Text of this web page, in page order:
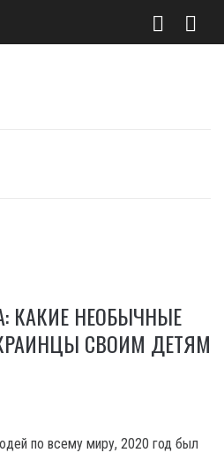
КАКИЕ НЕОБЫЧНЫЕ
СВОИМ ДЕТЯМ
по всему миру, 2020 год был